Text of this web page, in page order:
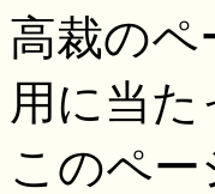
高裁のペ
用に当
このペ